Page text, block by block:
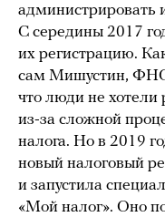
администрировать
С середины 2017
их регистрацию.
сам Мишустин, ФНС
что люди не хотели
из-за сложной
налога. Но в 2019
новый налоговый
и запустила
«Мой налог». Оно